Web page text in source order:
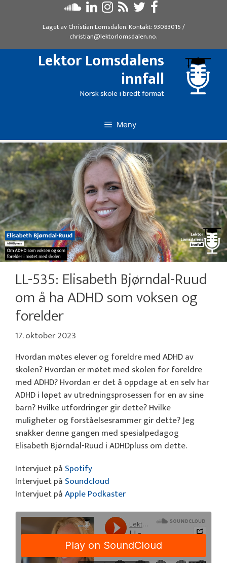
Laget avChristian Lomsdalen. Kontakt: 93083015/
christian@lektorlomsdalen.no.
Lektor Lomsdalens
innfall
Norsk skole i bredt format
Meny
LL-535: Elisabeth Bjørndal-Ruud
om å ha ADHD som voksen og
forelder
17. oktober 2023
Hvordan møtes elever og foreldre med ADHD av
skolen? Hvordan er møtet med skolen for foreldre
med ADHD? Hvordan er det å oppdage at en selv har
ADHD i løpet av utredningsprosessen for en av sine
barn? Hvilke utfordringer gir dette? Hvilke
muligheter og forståelsesrammer gir dette? Jeg
snakker denne gangen med spesialpedagog
Elisabeth Bjørndal-Ruud i ADHDpluss om dette.
Intervjuet på Spotify
Intervjuet på Soundcloud
Intervjuet påApple Podkaster